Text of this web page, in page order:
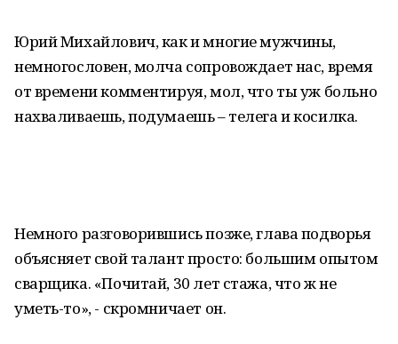
Юрий Михайлович, как и многие мужчины,
немногословен, молча сопровождает нас, время
от времени комментируя, мол, что ты уж больно
нахваливаешь, подумаешь – телега и косилка.
Немного разговорившись позже, глава подворья
объясняет свой талант просто: большим опытом
сварщика. «Почитай, 30 лет стажа, что ж не
уметь-то», - скромничает он.